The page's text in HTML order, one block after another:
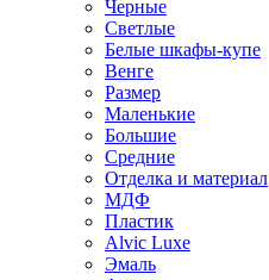
Черные
Светлые
Белые шкафы-купе
Венге
Размер
Маленькие
Большие
Средние
Отделка и материал
МДФ
Пластик
Alvic Luxe
Эмаль